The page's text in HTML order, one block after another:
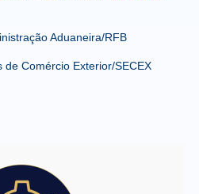
Aduaneira/RFB
Comércio Exterior/SECEX